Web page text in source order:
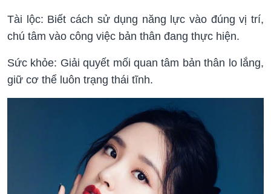
Tài lộc: Biết cách sử dụng năng lực vào đúng vị trí,
chú tâm vào công việc bản thân đang thực hiện.
Sức khỏe: Giải quyết mối quan tâm bản thân lo lắng,
giữ cơ thể luôn trạng thái tĩnh.